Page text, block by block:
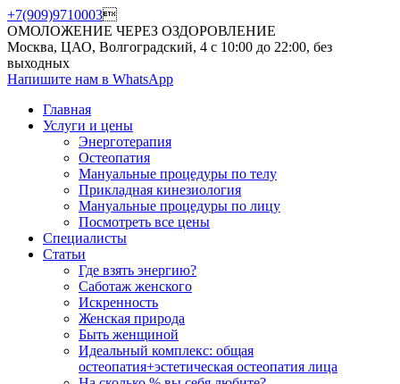
+7(909)9710003
ОМОЛОЖЕНИЕ ЧЕРЕЗ ОЗДОРОВЛЕНИЕ
Москва, ЦАО, Волгоградский, 4 с 10:00 до 22:00, без
выходных
Напишите нам в WhatsApp
Главная
Услуги и цены
Энерготерапия
Остеопатия
Мануальные процедуры по телу
Прикладная кинезиология
Мануальные процедуры по лицу
Посмотреть все цены
Специалисты
Статьи
Где взять энергию?
Саботаж женского
Искренность
Женская природа
Быть женщиной
Идеальный комплекс: общая
остеопатия+эстетическая остеопатия лица